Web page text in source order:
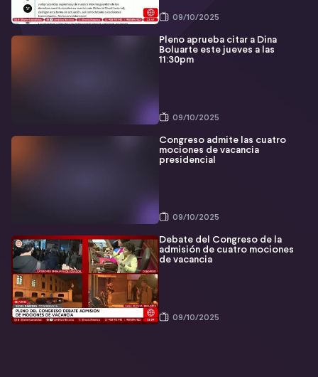
09/10/2025
Pleno aprueba citar a Dina
Boluarte este jueves a las
11:30pm
09/10/2025
Congreso admite las cuatro
mociones de vacancia
presidencial
09/10/2025
Debate del Congreso de la
admisión de cuatro mociones
de vacancia
09/10/2025